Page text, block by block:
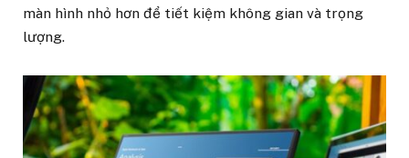
màn hình nhỏ hơn để tiết kiệm không gian và trọng
lượng.